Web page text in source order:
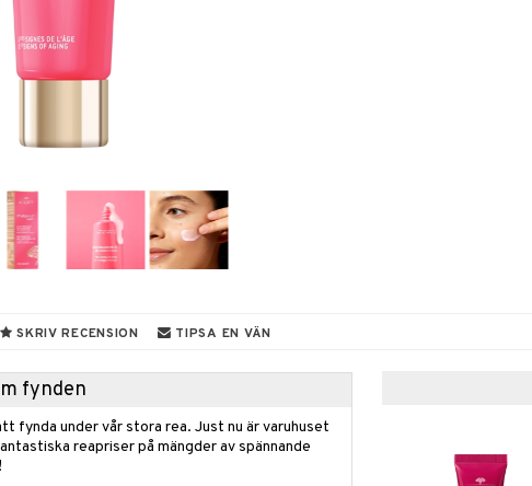
SKRIV RECENSION TIPSA EN VÄN
fynden
fynda under vår stora rea. Just nu är varuhuset
reapriser på mängder av spännande